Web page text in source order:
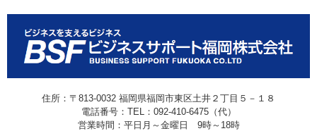
住所：〒813-0032 福岡県福岡市東区土井２丁目５－１８
電話番号：TEL：092-410-6475（代）
営業時間：平日月～金曜日 9時～18時